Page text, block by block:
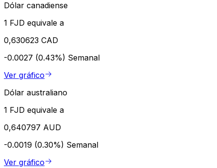
Dólar canadiense
1 FJD equivale a
0,630623 CAD
-0.0027 (0.43%) Semanal
Ver gráfico
Dólar australiano
1 FJD equivale a
0,640797 AUD
-0.0019 (0.30%) Semanal
Ver gráfico